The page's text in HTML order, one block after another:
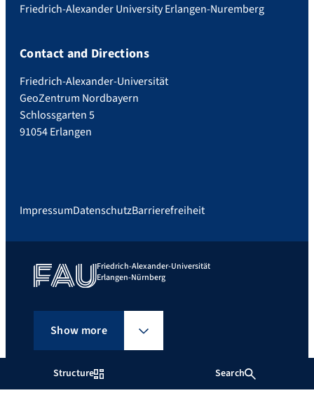
Structure Search
Friedrich-Alexander University Erlangen-Nuremberg
Contact and Directions
Friedrich-Alexander-Universität
GeoZentrum Nordbayern
Schlossgarten 5
91054 Erlangen
ImpressumDatenschutzBarrierefreiheit
Friedrich-Alexander-Universität
Erlangen-Nürnberg
Show more